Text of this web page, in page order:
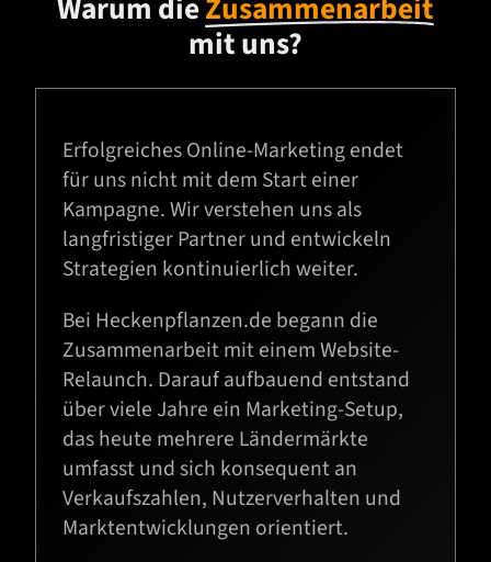
Warum dieZusammenarbeit
mit uns?
Erfolgreiches Online-Marketing endet
für uns nicht mit dem Start einer
Kampagne. Wir verstehen uns als
langfristiger Partner und entwickeln
Strategien kontinuierlich weiter.
Bei Heckenpflanzen.de begann die
Zusammenarbeit mit einem Website-
Relaunch. Darauf aufbauend entstand
über viele Jahre ein Marketing-Setup,
das heute mehrere Ländermärkte
umfasst und sich konsequent an
Verkaufszahlen, Nutzerverhalten und
Marktentwicklungen orientiert.